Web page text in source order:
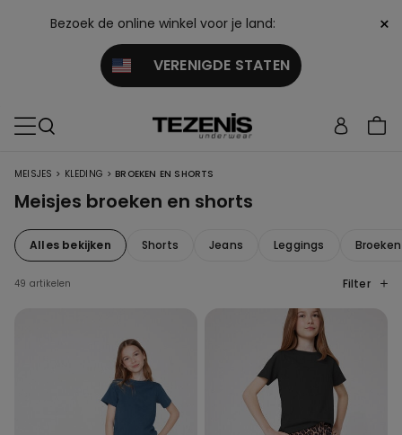
Bezoek de online winkel voor je land:
VERENIGDE STATEN
×
MEISJES > KLEDING > BROEKEN EN SHORTS
Meisjes broeken en shorts
Alles bekijken Shorts Jeans Leggings Broeken
49 artikelen Filter